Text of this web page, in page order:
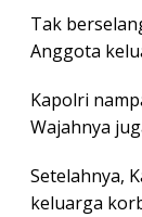
Tak
Anggota
Kapolri
Wajahnya
Setelahnya,
keluarga